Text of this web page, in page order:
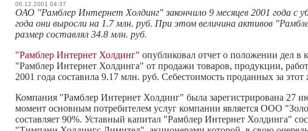
06.12.2001 04:37
ОАО "Рамблер Интернет Холдинг" закончило 9 месяцев 2001 года с
года они выросли на 1.7 млн. руб. При этом величина активов
размер составлял 34.8 млн. руб.
"Рамблер Интернет Холдинг" опубликовал отчет о положении дел
"Рамблер Интернет Холдинга" от продажи товаров, продукции,
2001 года составила 9.17 млн. руб. Себестоимость проданных за
Компания "Рамблер Интернет Холдинг" была зарегистрирована 27
момент основным потребителем услуг компании является ООО
составляет 90%. Уставный капитал "Рамблер Интернет Холдинга"